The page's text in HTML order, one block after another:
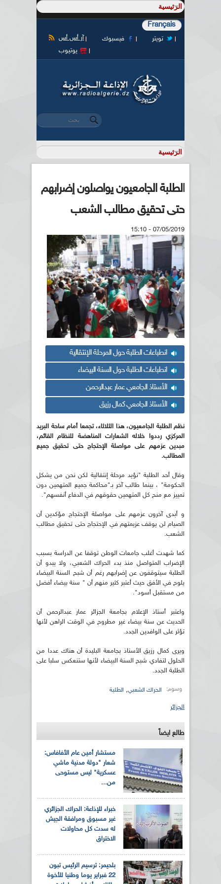
Français
آر أس أس فيسبوك
تويتر
يوتيوب
استمارة البحث
‏بحث ‏
الطلبة الجامعيون يواصلون إضرابهم
حتى تحقيق مطالب الشعب
07/05/2019 - 15:10
انطباعات الطلبة حول المرحلة الإنتقالية
انطباعات الطلبة حول السنة البيضاء
الأستاذ الجامعي عمار عبدالرحمن
الأستاذ الجامعي كمال رزيق
نظم الطلبة الجامعيون، هذا الثلاثاء، تجمعا أمام ساحة البريد
المركزي رددوا خلاله الشعارات المناهضة للنظام القائم،
مبدين عزمهم على مواصلة الإحتجاج حتى تحقيق جميع
المطالب.
وقال أحد الطلبة "نؤيد مرحلة إنتقالية لكن نحن من يشكل
الحكومة" ، بينما طالب آخر بـ"محاكمة جميع المتهمين دون
تمييز مع منح كل المتهمين حقوقهم في الدفاع أنفسهم".
و أبدى آخرون عزمهم على مواصلة الإحتجاج مؤكدين أن
الصيام لن يوقف عزيمتهم في الإحتجاج حتى تحقيق مطالب
الشعب.
كما شهدت أغلب جامعات الوطن توقفا عن الدراسة بسبب
الإضراب المتواصل منذ بدء الحراك الشعبي، ولا يبدو أن
الطلبة سيتوقفون عن إضرابهم رغم أن شبح السنة البيضاء
يلوح في الأفق حيث أعتبر كثير منهم أن " سنة بيضاء أفضل
من مستقبل أسود".
واعتبر أستاذ الإعلام بجامعة الجزائر عمار عبدالرحمن أن
الحديث عن سنة بيضاء غير مطروح في الوقت الراهن لأنها
تؤثر على الوافدين الجدد.
ويرى كمال رزيق الأستاذ بجامعة البليدة أن هناك عددا من
الحلول لتفادي شبح السنة البيضاء لأنها ستنعكس سلبا على
الطلبة الجدد.
وسوم: الحراك الشعبي, الطلبة
الجزائر
طالع ايضاً
مستشار أمين عام الأفافاس:
شعار "دولة مدنية ماشي
عسكرية" ليس مستوحى
من...
خبراء للإذاعة: الحراك الجزائري
غير مسبوق ومرافقة الجيش
له سدت كل محاولات
الاختراق
بلحيمر: ترسيم الرئيس تبون
22 فبراير يوما وطنيا للأخوة